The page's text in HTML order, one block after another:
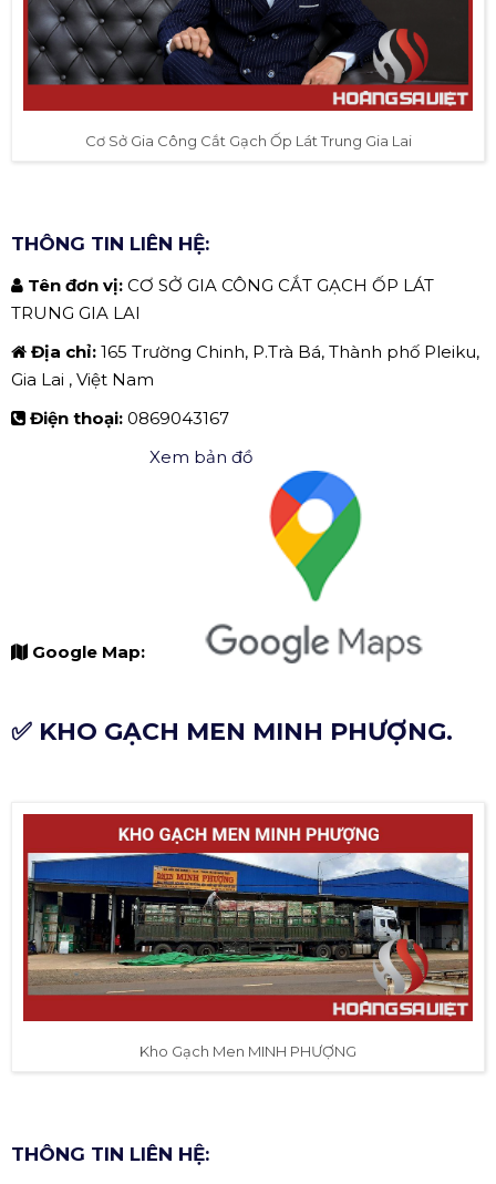
Cơ Sở Gia Công Cắt Gạch Ốp Lát Trung Gia Lai
THÔNG TIN LIÊN HỆ:
Tên đơn vị: CƠ SỞ GIA CÔNG CẮT GẠCH ỐP LÁT
TRUNG GIA LAI
Địa chỉ: 165 Trường Chinh, P.Trà Bá, Thành phố Pleiku,
Gia Lai , Việt Nam
Điện thoại: 0869043167
Google Map:
Xem bản đồ
✅ KHO GẠCH MEN MINH PHƯỢNG.
Kho Gạch Men MINH PHƯỢNG
THÔNG TIN LIÊN HỆ: